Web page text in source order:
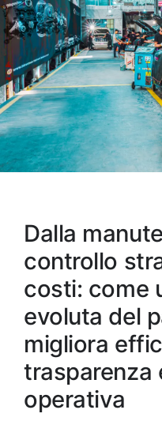
Dalla
controllo
costi: come
evoluta del
migliora
trasparenza
operativa